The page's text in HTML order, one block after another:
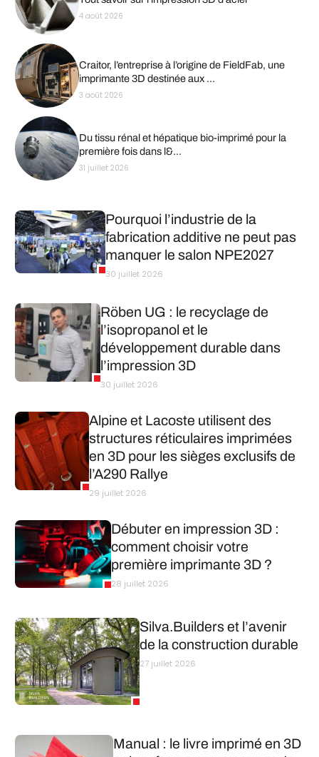
4 août 2026
Craitor, l’entreprise à l’origine de FieldFab, une
imprimante 3D destinée aux ...
3 août 2026
Du tissu rénal et hépatique bio-imprimé pour la
première fois dans l&...
31 juillet 2026
Pourquoi l’industrie de la
fabrication additive ne peut pas
manquer le salon NPE2027
30 juillet 2026
Röben UG : le recyclage de
l’isopropanol et le
développement durable dans
l’impression 3D
30 juillet 2026
Alpine et Lacoste utilisent des
structures réticulaires imprimées
en 3D pour les sièges exclusifs de
l’A290 Rallye
29 juillet 2026
Débuter en impression 3D :
comment choisir votre
première imprimante 3D ?
28 juillet 2026
Silva.Builders et l’avenir
de la construction durable
27 juillet 2026
Manual : le livre imprimé en 3D